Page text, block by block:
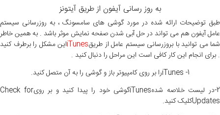
به روز رسانی آیفون از طریق آیتونز
طبق توضیحات ارائه شده در مورد گوشی های سامسونگ ، به روزرسانی سیستم
عامل آیفون هم می تواند در حل آبی شدن صفحه نمایش موثر باشد . به همین خاطر
شما می توانید با بروزرسانی سیستم عامل از طریقiTunesاین مشکل را برطرف کنید
. برای انجام این کار کافی است این مراحل را دنبال کنید .
iTunes -1را بر روی کامپیوتر باز و گوشی را به آن متصل کنید.
2-در لیست خلاصه شدهiTunesگوشی خود را پیدا کنید و بر رویCheck for
Updatesکلیک کنید.